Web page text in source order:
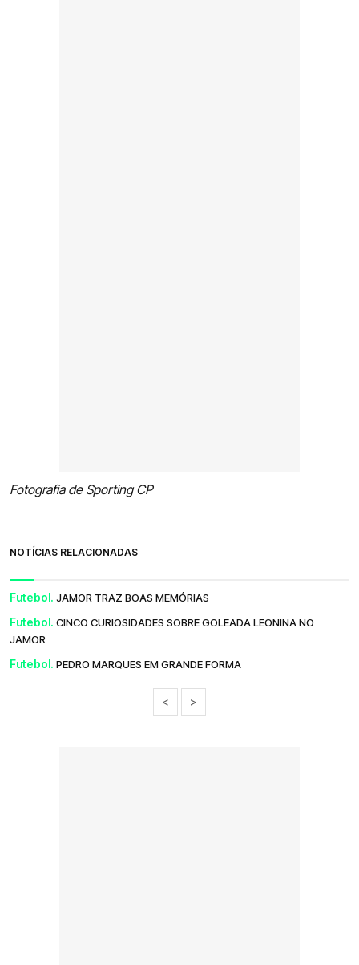
Fotografia de Sporting CP
NOTÍCIAS RELACIONADAS
Futebol. JAMOR TRAZ BOAS MEMÓRIAS
Futebol. CINCO CURIOSIDADES SOBRE GOLEADA LEONINA NO
JAMOR
Futebol. PEDRO MARQUES EM GRANDE FORMA
< >